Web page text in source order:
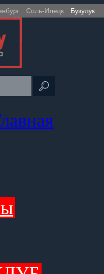
Соль-Илецк Бузулук